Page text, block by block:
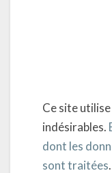
Ce site
indésirables.
dont les
sont traitées.